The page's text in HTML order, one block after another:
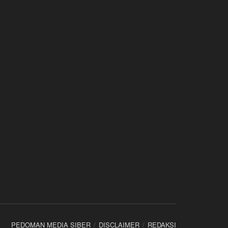
PEDOMAN MEDIA SIBER DISCLAIMER REDAKSI